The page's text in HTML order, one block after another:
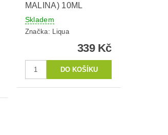
MALINA) 10ML
Skladem
Značka: Liqua
339 Kč